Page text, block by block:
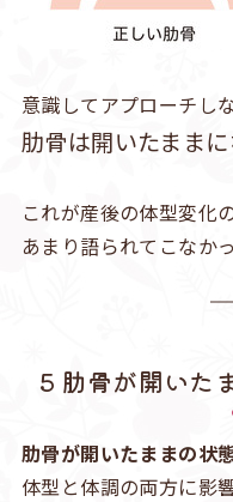
意識してアプローチし
肋骨は開いたままに
これが産後の体型変化
あまり語られてこなか
5 肋骨が開いた
肋骨が開いたままの状
体型と体調の両方に影